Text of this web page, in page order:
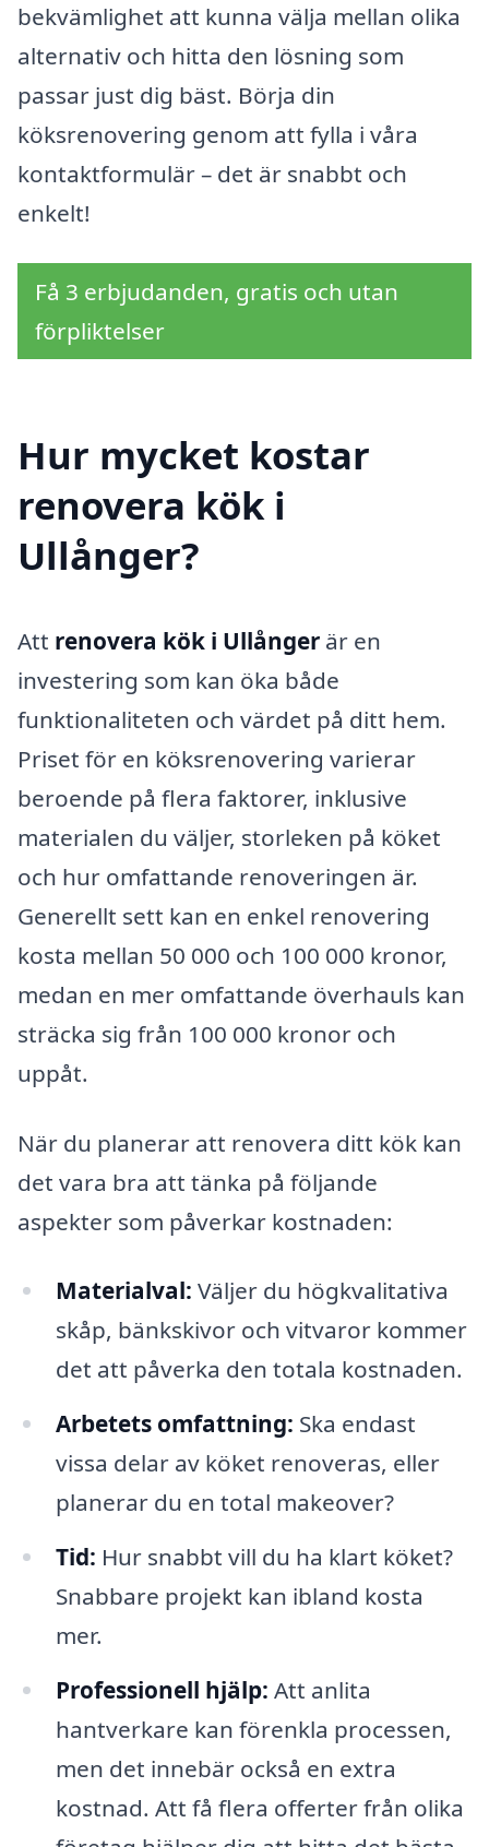
bekvämlighet att kunna välja mellan olika
alternativ och hitta den lösning som
passar just dig bäst. Börja din
köksrenovering genom att fylla i våra
kontaktformulär – det är snabbt och
enkelt!
Få 3 erbjudanden, gratis och utan
förpliktelser
Hur mycket kostar
renovera kök i
Ullånger?
Att renovera kök i Ullånger är en
investering som kan öka både
funktionaliteten och värdet på ditt hem.
Priset för en köksrenovering varierar
beroende på flera faktorer, inklusive
materialen du väljer, storleken på köket
och hur omfattande renoveringen är.
Generellt sett kan en enkel renovering
kosta mellan 50 000 och 100 000 kronor,
medan en mer omfattande överhauls kan
sträcka sig från 100 000 kronor och
uppåt.
När du planerar att renovera ditt kök kan
det vara bra att tänka på följande
aspekter som påverkar kostnaden:
Materialval: Väljer du högkvalitativa
skåp, bänkskivor och vitvaror kommer
det att påverka den totala kostnaden.
Arbetets omfattning: Ska endast
vissa delar av köket renoveras, eller
planerar du en total makeover?
Tid: Hur snabbt vill du ha klart köket?
Snabbare projekt kan ibland kosta
mer.
Professionell hjälp: Att anlita
hantverkare kan förenkla processen,
men det innebär också en extra
kostnad. Att få flera offerter från olika